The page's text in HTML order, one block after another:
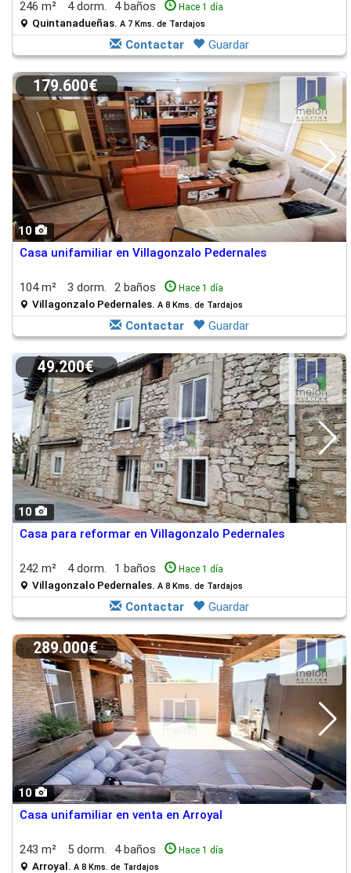
246 m² 4 dorm. 4 baños Hace 1 día
Quintanadueñas. A 7 Kms. de Tardajos
Contactar Guardar
10
179.600€
Casa unifamiliar en Villagonzalo Pedernales
104 m² 3 dorm. 2 baños Hace 1 día
Villagonzalo Pedernales. A 8 Kms. de Tardajos
Contactar Guardar
10
49.200€
Casa para reformar en Villagonzalo Pedernales
242 m² 4 dorm. 1 baños Hace 1 día
Villagonzalo Pedernales. A 8 Kms. de Tardajos
Contactar Guardar
10
289.000€
Casa unifamiliar en venta en Arroyal
243 m² 5 dorm. 4 baños Hace 1 día
Arroyal. A 8 Kms. de Tardajos